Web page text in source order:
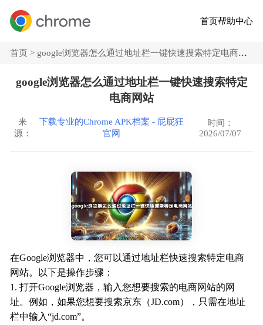
首页帮助中心
首页 > google浏览器怎么通过地址栏一键快速搜索特定电商网站
google浏览器怎么通过地址栏一键快速搜索特定
电商网站
来
源：
下载专业的Chrome APK档案 - 屁屁狂
官网
时间：
2026/07/07
在Google浏览器中，您可以通过地址栏快速搜索特定电商
网站。以下是操作步骤：
1. 打开Google浏览器，输入您想要搜索的电商网站的网
址。例如，如果您想要搜索京东（JD.com），只需在地址
栏中输入“jd.com”。